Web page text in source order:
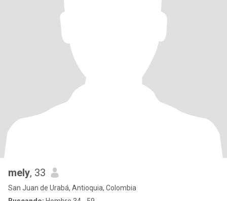
mely, 33
San Juan de Urabá, Antioquia, Colombia